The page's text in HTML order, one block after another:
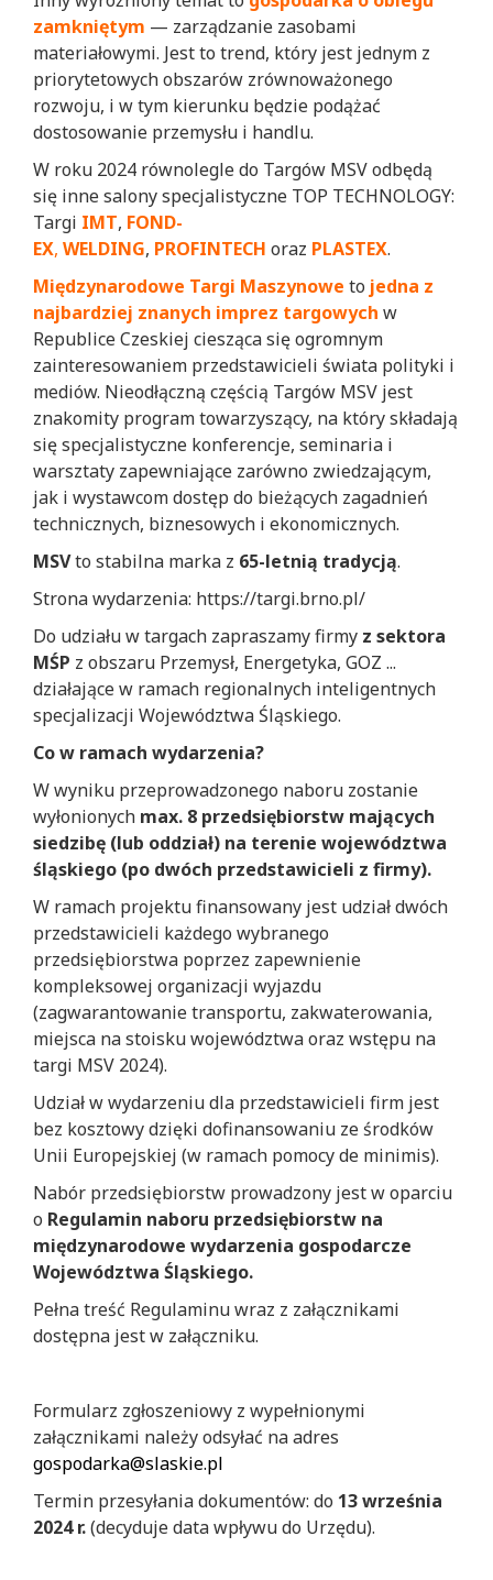
zamkniętym — zarządzanie zasobami
materiałowymi. Jest to trend, który jest jednym z
priorytetowych obszarów zrównoważonego
rozwoju, i w tym kierunku będzie podążać
dostosowanie przemysłu i handlu.
W roku 2024 równolegle do Targów MSV odbędą
się inne salony specjalistyczne TOP TECHNOLOGY:
Targi IMT, FOND-
EX, WELDING, PROFINTECH oraz PLASTEX.
Międzynarodowe Targi Maszynowe to jedna z
najbardziej znanych imprez targowych w
Republice Czeskiej ciesząca się ogromnym
zainteresowaniem przedstawicieli świata polityki i
mediów. Nieodłączną częścią Targów MSV jest
znakomity program towarzyszący, na który składają
się specjalistyczne konferencje, seminaria i
warsztaty zapewniające zarówno zwiedzającym,
jak i wystawcom dostęp do bieżących zagadnień
technicznych, biznesowych i ekonomicznych.
MSVto stabilna marka z 65-letnią tradycją.
Strona wydarzenia: https://targi.brno.pl/
Do udziału w targach zapraszamy firmy z sektora
MŚP z obszaru Przemysł, Energetyka, GOZ ...
działające w ramach regionalnych inteligentnych
specjalizacji Województwa Śląskiego.
Co w ramach wydarzenia?
W wyniku przeprowadzonego naboru zostanie
wyłonionych max. 8 przedsiębiorstw mających
siedzibę (lub oddział) na terenie województwa
śląskiego (po dwóch przedstawicieli z firmy).
W ramach projektu finansowany jest udział dwóch
przedstawicieli każdego wybranego
przedsiębiorstwa poprzez zapewnienie
kompleksowej organizacji wyjazdu
(zagwarantowanie transportu, zakwaterowania,
miejsca na stoisku województwa oraz wstępu na
targi MSV 2024).
Udział w wydarzeniu dla przedstawicieli firm jest
bez kosztowy dzięki dofinansowaniu ze środków
Unii Europejskiej (w ramach pomocy de minimis).
Nabór przedsiębiorstw prowadzony jest w oparciu
o Regulamin naboru przedsiębiorstw na
międzynarodowe wydarzenia gospodarcze
Województwa Śląskiego.
Pełna treść Regulaminu wraz z załącznikami
dostępna jest w załączniku.
Formularz zgłoszeniowy z wypełnionymi
załącznikami należy odsyłać na adres
gospodarka@slaskie.pl
Termin przesyłania dokumentów: do 13 września
2024 r.(decyduje data wpływu do Urzędu).